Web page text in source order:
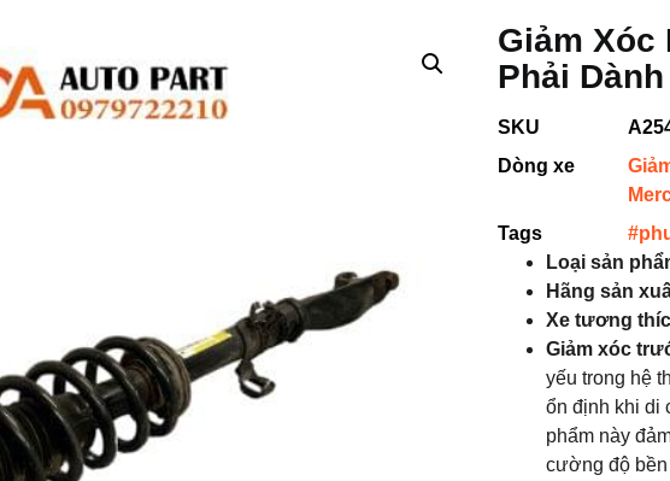
Giảm Xóc
Phải
SKU
Dòng xe
Tags
Loại sản
Hãng sản
Xe tương
Giảm xóc
yếu trong hệ
ổn định khi di
phẩm này
cường độ bền